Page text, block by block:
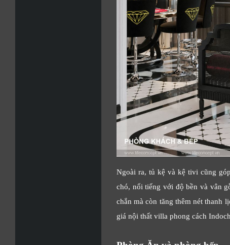
Ngoài ra, tủ kệ và kệ tivi cũng
chó, nổi tiếng với độ bền và vân
chắn mà còn tăng thêm nét thanh
giá nội thất villa phong cách